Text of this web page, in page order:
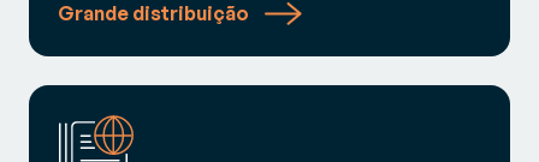
Grande distribuição